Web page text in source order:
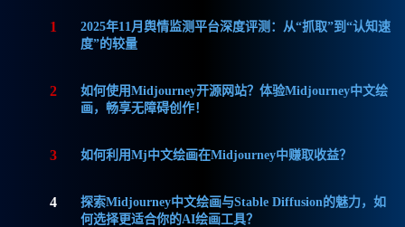
1
2025年11月舆情监测平台深度评测：从“抓取”到“认知速
度”的较量
2
如何使用Midjourney开源网站？体验Midjourney中文绘
画，畅享无障碍创作！
3 如何利用Mj中文绘画在Midjourney中赚取收益？
4
探索Midjourney中文绘画与Stable Diffusion的魅力，如
何选择更适合你的AI绘画工具？